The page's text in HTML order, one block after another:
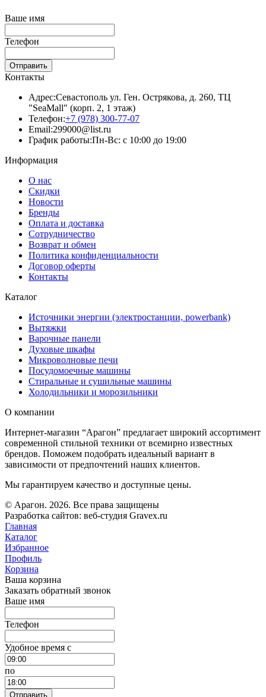
Ваше имя
Телефон
Отправить
Контакты
Адрес:Севастополь ул. Ген. Острякова, д. 260, ТЦ
"SeaMall" (корп. 2, 1 этаж)
Телефон:+7 (978) 300-77-07
Email:299000@list.ru
График работы:Пн-Вс: с 10:00 до 19:00
Информация
О нас
Скидки
Новости
Бренды
Оплата и доставка
Сотрудничество
Возврат и обмен
Политика конфиденциальности
Договор оферты
Контакты
Каталог
Источники энергии (электростанции, powerbank)
Вытяжки
Варочные панели
Духовые шкафы
Микроволновые печи
Посудомоечные машины
Стиральные и сушильные машины
Холодильники и морозильники
О компании
Интернет-магазин “Арагон” предлагает широкий ассортимент
современной стильной техники от всемирно известных
брендов. Поможем подобрать идеальный вариант в
зависимости от предпочтений наших клиентов.
Мы гарантируем качество и доступные цены.
© Арагон. 2026. Все права защищены
Разработка сайтов: веб-студия Gravex.ru
Главная
Каталог
Избранное
Профиль
Корзина
Ваша корзина
Заказать обратный звонок
Ваше имя
Телефон
Удобное время c
по
Отправить